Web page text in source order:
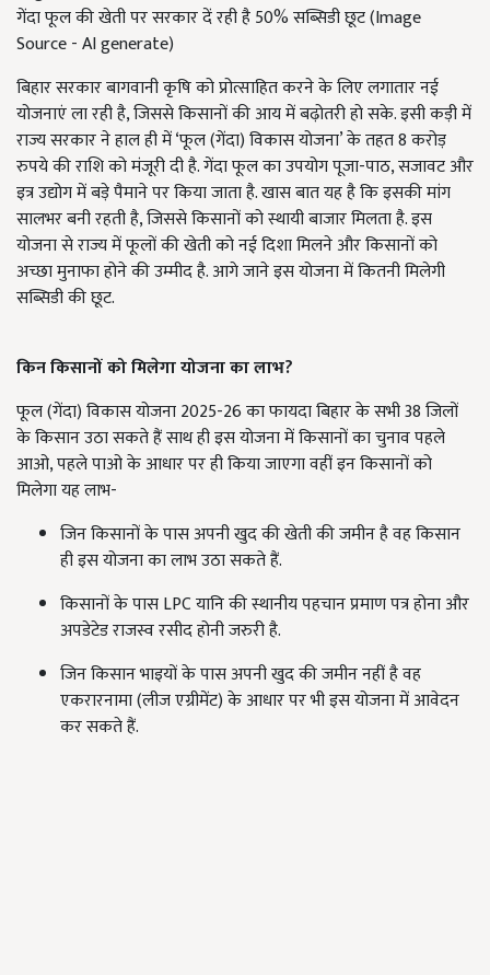
गेंदा फूल की खेती पर सरकार दें रही है 50% सब्सिडी छूट (Image
Source - AI generate)
बिहार सरकार बागवानी कृषि को प्रोत्साहित करने के लिए लगातार नई
योजनाएं ला रही है, जिससे किसानों की आय में बढ़ोतरी हो सके. इसी कड़ी में
राज्य सरकार ने हाल ही में ‘फूल (गेंदा) विकास योजना’ के तहत 8 करोड़
रुपये की राशि को मंजूरी दी है. गेंदा फूल का उपयोग पूजा-पाठ, सजावट और
इत्र उद्योग में बड़े पैमाने पर किया जाता है. खास बात यह है कि इसकी मांग
सालभर बनी रहती है, जिससे किसानों को स्थायी बाजार मिलता है. इस
योजना से राज्य में फूलों की खेती को नई दिशा मिलने और किसानों को
अच्छा मुनाफा होने की उम्मीद है. आगे जाने इस योजना में कितनी मिलेगी
सब्सिडी की छूट.
किनकिसानोंकोमिलेगायोजनाकालाभ?
फूल (गेंदा) विकास योजना 2025-26 का फायदा बिहार के सभी 38 जिलों
के किसान उठा सकते हैं साथ ही इस योजना में किसानों का चुनाव पहले
आओ, पहले पाओ के आधार पर ही किया जाएगा वहीं इन किसानों को
मिलेगा यह लाभ-
जिन किसानों के पास अपनी खुद की खेती की जमीन है वह किसान
ही इस योजना का लाभ उठा सकते हैं.
किसानों के पास LPC यानि की स्थानीय पहचान प्रमाण पत्र होना और
अपडेटेड राजस्व रसीद होनी जरुरी है.
जिन किसान भाइयों के पास अपनी खुद की जमीन नहीं है वह
एकरारनामा (लीज एग्रीमेंट) के आधार पर भी इस योजना में आवेदन
कर सकते हैं.